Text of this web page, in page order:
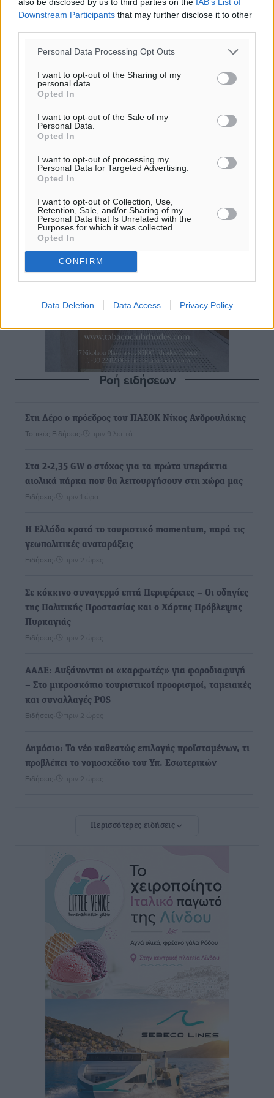
Downstream Participants that may further disclose it to other
Personal Data Processing Opt Outs
I want to opt-out of the Sharing of my
personal data.
Opted In
I want to opt-out of the Sale of my
Personal Data.
Opted In
I want to opt-out of processing my
Personal Data for Targeted Advertising.
Opted In
I want to opt-out of Collection, Use,
Retention, Sale, and/or Sharing of my
Personal Data that Is Unrelated with the
Purposes for which it was collected.
Opted In
CONFIRM
Data Deletion Data Access Privacy Policy
Ροή ειδήσεων
Στη Λέρο ο πρόεδρος του ΠΑΣΟΚ Νίκος Ανδρουλάκης
Τοπικές Ειδήσεις πριν 9 λεπτά
Στα 2-2,35 GW ο στόχος για τα πρώτα υπεράκτια
αιολικά πάρκα που θα λειτουργήσουν στη χώρα μας
Ειδήσεις πριν 1 ώρα
Η Ελλάδα κρατά το τουριστικό momentum, παρά τις
γεωπολιτικές αναταράξεις
Ειδήσεις πριν 2 ώρες
Σε κόκκινο συναγερμό επτά Περιφέρειες – Οι οδηγίες
της Πολιτικής Προστασίας και ο Χάρτης Πρόβλεψης
Πυρκαγιάς
Ειδήσεις πριν 2 ώρες
ΑΑΔΕ: Αυξάνονται οι «καρφωτές» για φοροδιαφυγή
– Στο μικροσκόπιο τουριστικοί προορισμοί, ταμειακές
και συναλλαγές POS
Ειδήσεις πριν 2 ώρες
Δημόσιο: Το νέο καθεστώς επιλογής προϊσταμένων, τι
προβλέπει το νομοσχέδιο του Υπ. Εσωτερικών
Ειδήσεις πριν 2 ώρες
μεγαλύτερη κίνηση
Αστυπάλαια: Το φως που μένει αναμμένο στο κάστρο
Τοπικές Ειδήσεις πριν 2 ώρες
Τουρισμός: «Φτωχός συγγενής κάμπινγκ και
τροχόσπιτα
Ειδήσεις• πριν 2 ώρες
Έφυγε από τη ζωή ο επί σειρά ετών εφημέριος στον
ιερό Ναό του Αγίου Νικολάου Παστίδας Μιχαήλ
Καψάλης
Τοπικές Ειδήσεις• πριν 19 ώρες
Αποκαλυπτήρια για την «Ατζέντα 2030» από το βήμα
Ειδήσεις πριν 22 ώρες
Περισσότερες ειδήσεις